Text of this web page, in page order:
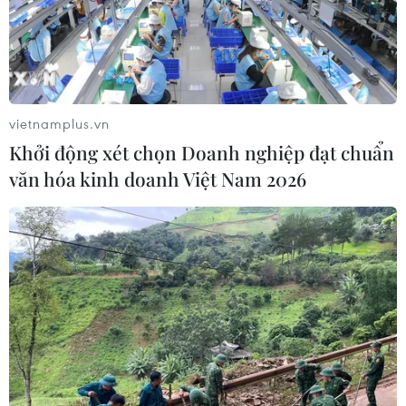
04/08/2026 11:56
UBS bị phạt 125 triệu USD vì vi phạm
04/08/2026 04:58
Lãi suất ngân hàng ngày 3/8: Ngân
hàng nào đang có lãi suất lên đến
10%?
04/08/2026 01:38
7 tháng năm 2026:
Tổng vốn đầu tư nước ngoài đăng ký
vào Việt Nam tăng 58%
vietnamplus.vn
Khởi động xét chọn Doanh nghiệp đạt chuẩn
văn hóa kinh doanh Việt Nam 2026